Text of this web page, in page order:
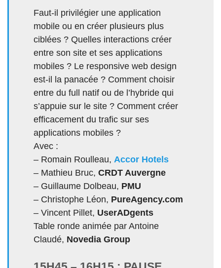
Faut-il privilégier une application
mobile ou en créer plusieurs plus
ciblées ? Quelles interactions créer
entre son site et ses applications
mobiles ? Le responsive web design
est-il la panacée ? Comment choisir
entre du full natif ou de l’hybride qui
s’appuie sur le site ? Comment créer
efficacement du trafic sur ses
applications mobiles ?
Avec :
– Romain Roulleau, Accor Hotels
– Mathieu Bruc, CRDT Auvergne
– Guillaume Dolbeau, PMU
– Christophe Léon, PureAgency.com
– Vincent Pillet, UserADgents
Table ronde animée par Antoine
Claudé, Novedia Group